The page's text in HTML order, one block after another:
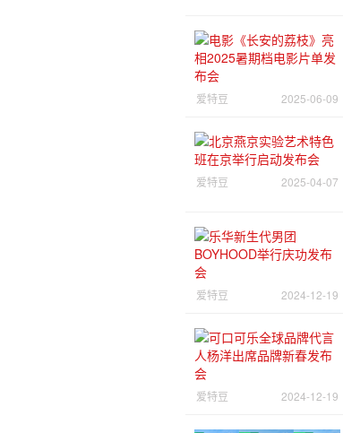
爱特豆 2025-06-09
爱特豆 2025-04-07
爱特豆 2024-12-19
爱特豆 2024-12-19